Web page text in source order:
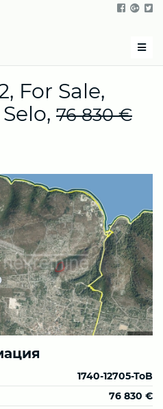
Menu
For Sale,
76 830 €
1740-12705-ToB
76 830 €